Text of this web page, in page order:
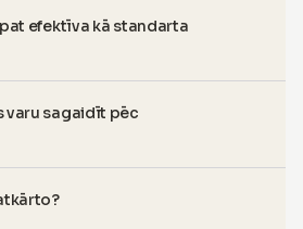
efektīva kā standarta
varu sagaidīt pēc